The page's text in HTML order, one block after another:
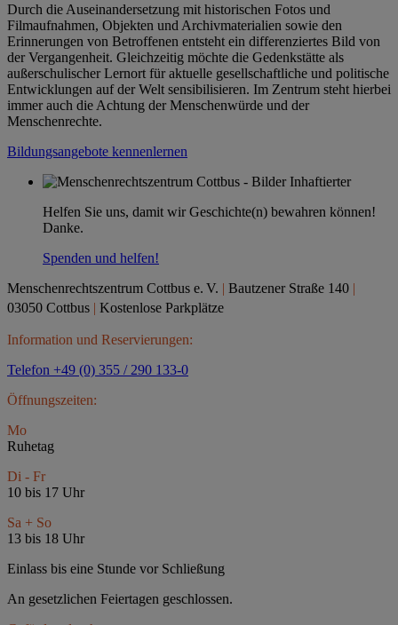
Durch die Auseinandersetzung mit historischen Fotos und
Filmaufnahmen, Objekten und Archivmaterialien sowie den
Erinnerungen von Betroffenen entsteht ein differenziertes Bild von
der Vergangenheit. Gleichzeitig möchte die Gedenkstätte als
außerschulischer Lernort für aktuelle gesellschaftliche und politische
Entwicklungen auf der Welt sensibilisieren. Im Zentrum steht hierbei
immer auch die Achtung der Menschenwürde und der
Menschenrechte.
Bildungsangebote kennenlernen
Helfen Sie uns, damit wir Geschichte(n) bewahren können!
Danke.
Spenden und helfen!
Menschenrechtszentrum Cottbus e. V. | Bautzener Straße 140 |
03050 Cottbus | Kostenlose Parkplätze
Information und Reservierungen:
Telefon +49 (0) 355 / 290 133-0
Öffnungszeiten:
Mo
Ruhetag
Di - Fr
10 bis 17 Uhr
Sa + So
13 bis 18 Uhr
Einlass bis eine Stunde vor Schließung
An gesetzlichen Feiertagen geschlossen.